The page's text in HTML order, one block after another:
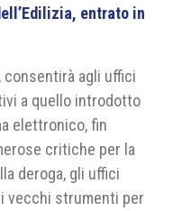
entrato in
consentirà agli uffici
a quello introdotto
elettronico, fin
critiche per la
deroga, gli uffici
vecchi strumenti per